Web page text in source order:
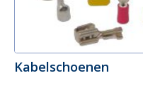
Kabelschoenen